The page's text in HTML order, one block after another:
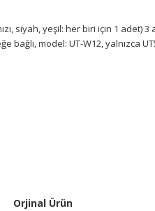
siyah, yeşil: her biri için 1 adet) 3
bağlı, model: UT-W12, yalnızca
Orjinal Ürün